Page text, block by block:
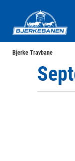
Bjerke Travbane